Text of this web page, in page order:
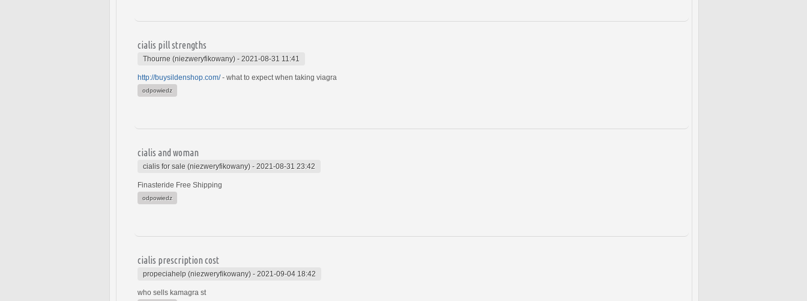
cialis pill strengths
Thourne (niezweryfikowany) - 2021-08-31 11:41
http://buysildenshop.com/- what to expect when taking viagra
odpowiedz
cialis and woman
cialis for sale (niezweryfikowany) - 2021-08-31 23:42
Finasteride Free Shipping
odpowiedz
cialis prescription cost
propeciahelp (niezweryfikowany) - 2021-09-04 18:42
who sells kamagra st